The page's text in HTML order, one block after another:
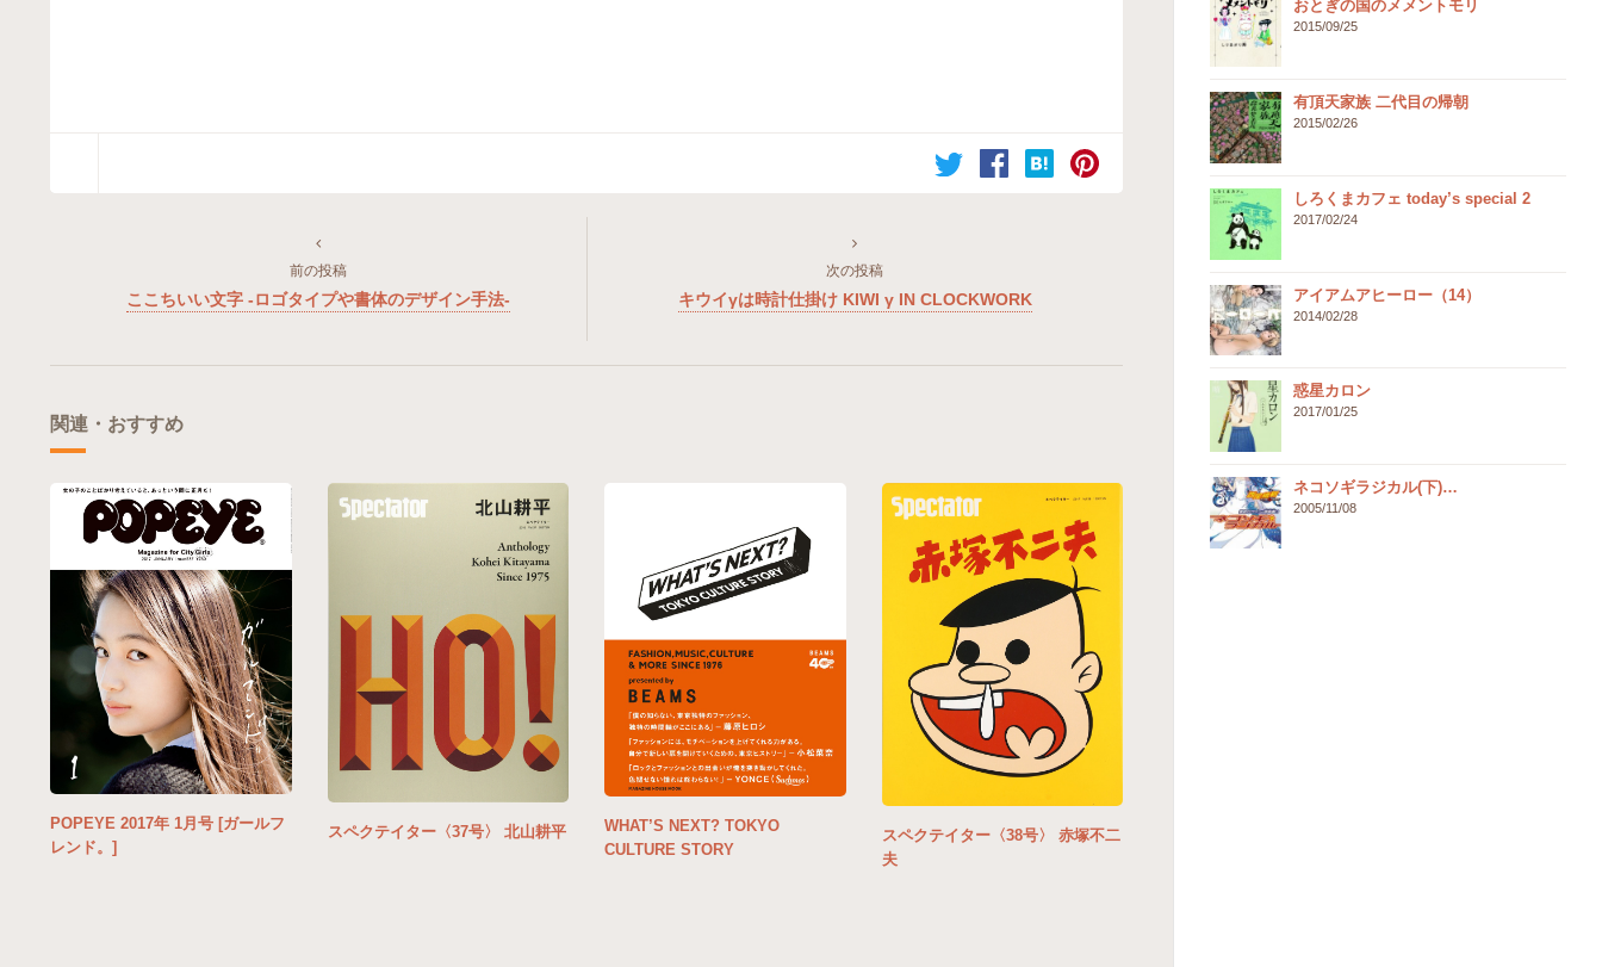
前の投稿
ここちいい文字 -ロゴタイプや書体のデザイン手法-
次の投稿
キウイγは時計仕掛け KIWI γ IN CLOCKWORK
関連・おすすめ
POPEYE 2017年 1月号 [ガールフ
レンド。]
スペクテイター〈37号〉 北山耕平
WHAT’S NEXT? TOKYO
CULTURE STORY
スペクテイター〈38号〉 赤塚不二
夫
おとぎの国のメメントモリ
2015/09/25
有頂天家族 二代目の帰朝
2015/02/26
しろくまカフェ today’s special 2
2017/02/24
アイアムアヒーロー（14）
2014/02/28
惑星カロン
2017/01/25
ネコソギラジカル(下)…
2005/11/08